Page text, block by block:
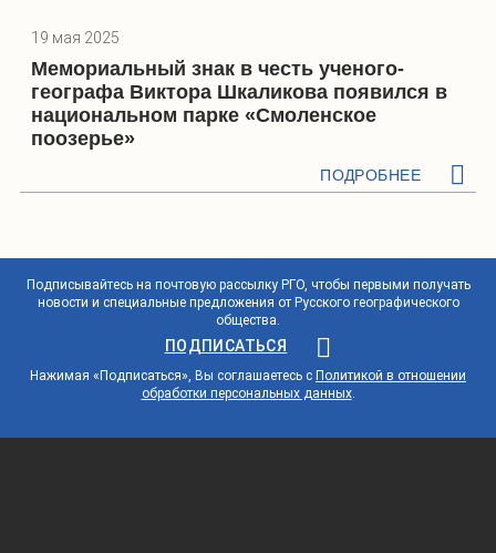
19 мая 2025
Мемориальный знак в честь ученого-
географа Виктора Шкаликова появился в
национальном парке «Смоленское
поозерье»
ПОДРОБНЕЕ
Подписывайтесь на почтовую рассылку РГО, чтобы первыми получать
новости и специальные предложения от Русского географического
общества.
ПОДПИСАТЬСЯ
Нажимая «Подписаться», Вы соглашаетесь с Политикой в отношении
обработки персональных данных.